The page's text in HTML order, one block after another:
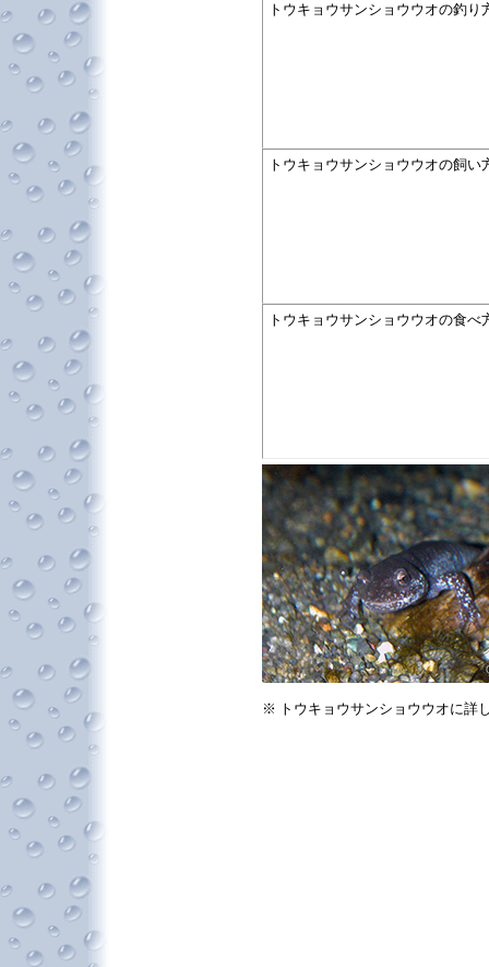
トウキョウサンショウウオの釣り
トウキョウサンショウウオの飼い
トウキョウサンショウウオの食べ
※ トウキョウサンショウウオに詳